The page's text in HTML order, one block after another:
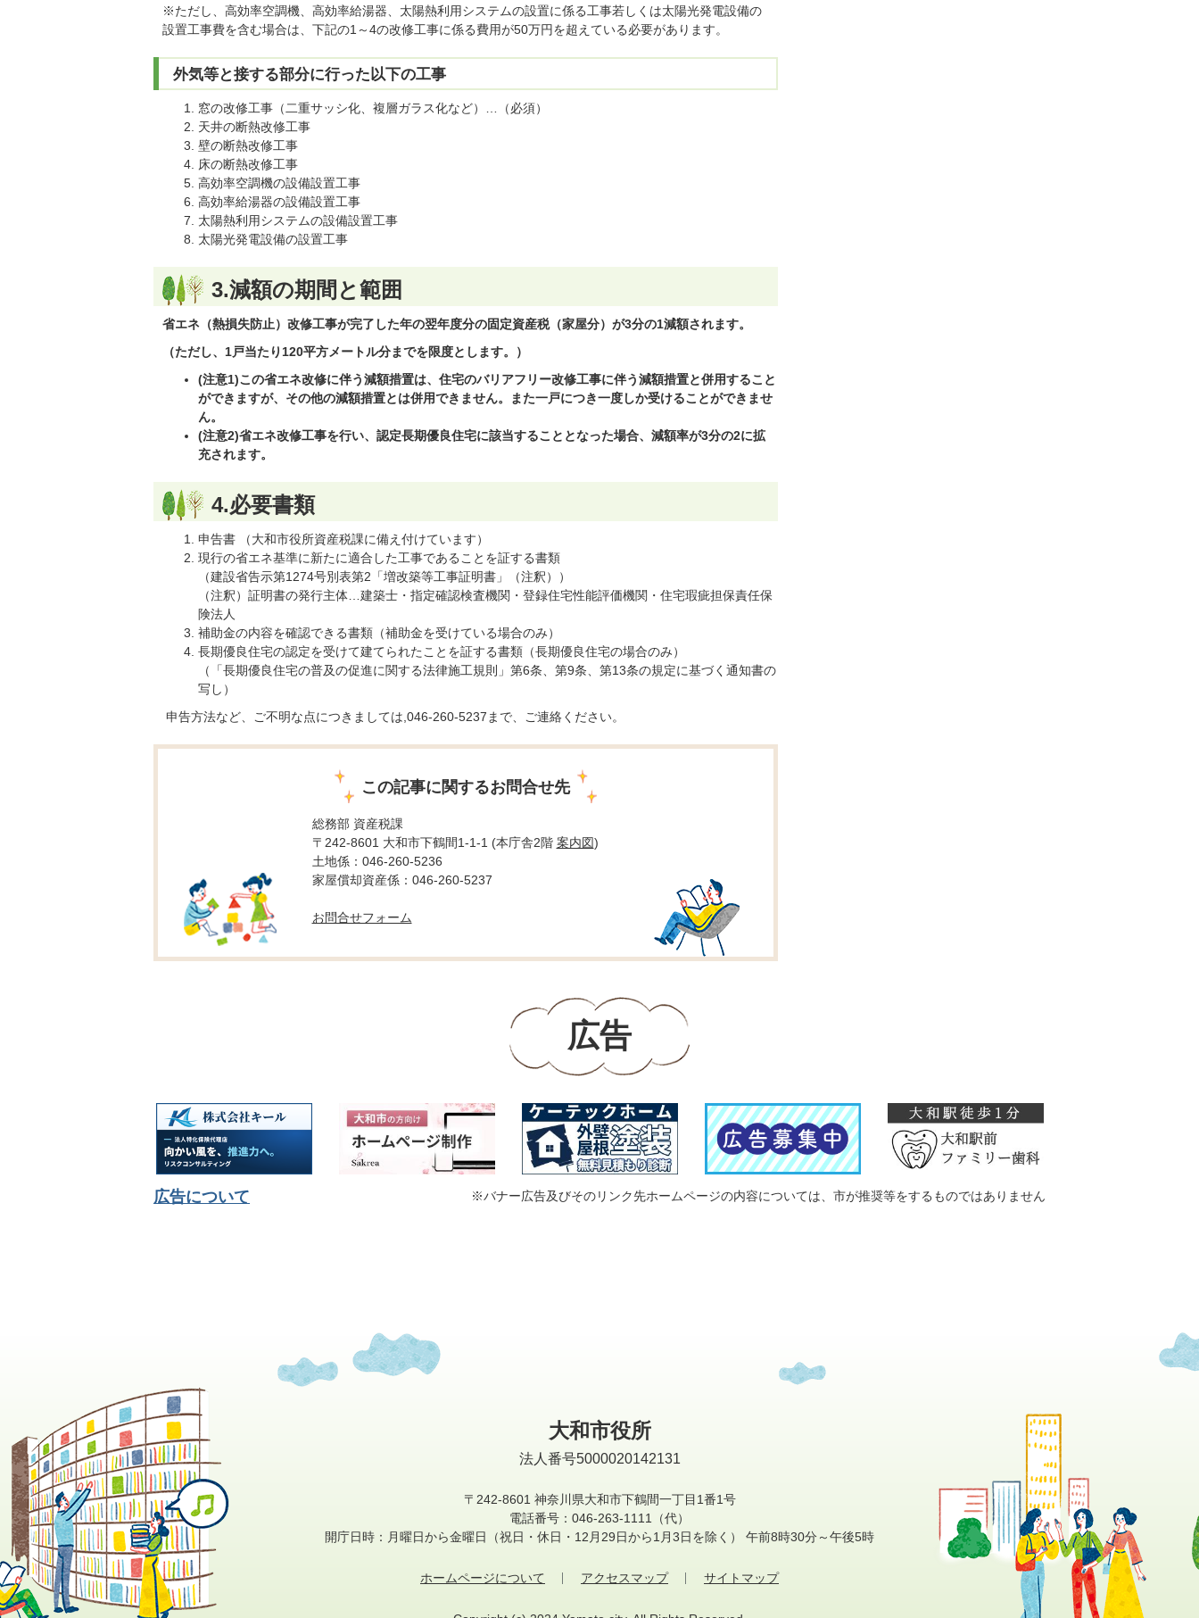
※ただし、高効率空調機、高効率給湯器、太陽熱利用システムの設置に係る工事若しくは太陽光発電設備の
設置工事費を含む場合は、下記の1～4の改修工事に係る費用が50万円を超えている必要があります。
外気等と接する部分に行った以下の工事
窓の改修工事（二重サッシ化、複層ガラス化など）…（必須）
天井の断熱改修工事
壁の断熱改修工事
床の断熱改修工事
高効率空調機の設備設置工事
高効率給湯器の設備設置工事
太陽熱利用システムの設備設置工事
太陽光発電設備の設置工事
3.減額の期間と範囲
省エネ（熱損失防止）改修工事が完了した年の翌年度分の固定資産税（家屋分）が3分の1減額されます。
（ただし、1戸当たり120平方メートル分までを限度とします。）
(注意1)この省エネ改修に伴う減額措置は、住宅のバリアフリー改修工事に伴う減額措置と併用すること
ができますが、その他の減額措置とは併用できません。また一戸につき一度しか受けることができませ
ん。
(注意2)省エネ改修工事を行い、認定長期優良住宅に該当することとなった場合、減額率が3分の2に拡
充されます。
4.必要書類
申告書 （大和市役所資産税課に備え付けています）
現行の省エネ基準に新たに適合した工事であることを証する書類
（建設省告示第1274号別表第2「増改築等工事証明書」（注釈））
（注釈）証明書の発行主体…建築士・指定確認検査機関・登録住宅性能評価機関・住宅瑕疵担保責任保
険法人
補助金の内容を確認できる書類（補助金を受けている場合のみ）
長期優良住宅の認定を受けて建てられたことを証する書類（長期優良住宅の場合のみ）
（「長期優良住宅の普及の促進に関する法律施工規則」第6条、第9条、第13条の規定に基づく通知書の
写し）
申告方法など、ご不明な点につきましては,046-260-5237まで、ご連絡ください。
この記事に関するお問合せ先
総務部 資産税課
〒242-8601 大和市下鶴間1-1-1 (本庁舎2階 案内図)
土地係：046-260-5236
家屋償却資産係：046-260-5237
お問合せフォーム
広告
広告について ※バナー広告及びそのリンク先ホームページの内容については、市が推奨等をするものではありません
大和市役所
法人番号5000020142131
〒242-8601 神奈川県大和市下鶴間一丁目1番1号
電話番号：046-263-1111（代）
開庁日時：月曜日から金曜日
（祝日・休日・12月29日から1月3日を除く） 午前8時30分～午後5時
ホームページについて アクセスマップ サイトマップ